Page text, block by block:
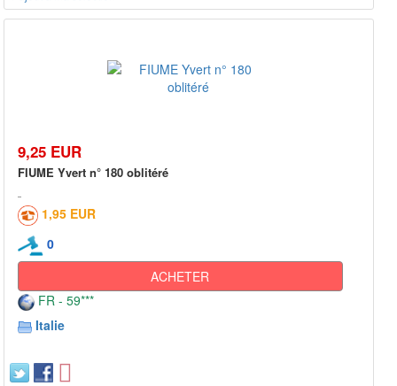
9,25 EUR
FIUME Yvert n° 180 oblitéré
1,95 EUR
0
ACHETER
FR - 59***
Italie